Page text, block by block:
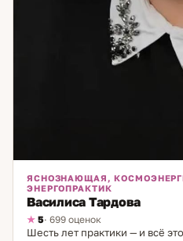
ЯСНОЗНАЮЩАЯ,
ЭНЕРГОПРАКТИК
Василиса Тардова
5· 699 оценок
Шесть лет практики — и всё